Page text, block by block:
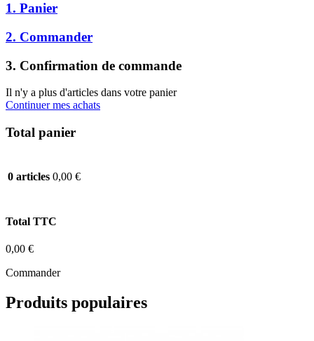
1. Panier
2. Commander
3. Confirmation de commande
Il n'y a plus d'articles dans votre panier
Continuer mes achats
Total panier
0 articles 0,00 €
Total TTC
0,00 €
Commander
Produits populaires